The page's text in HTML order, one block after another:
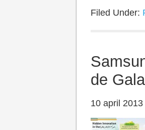
Filed Under:
de
10 april 2013